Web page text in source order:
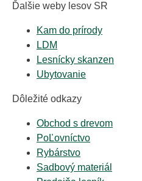
Ďalšie weby lesov SR
Kam do prírody
LDM
Lesnícky skanzen
Ubytovanie
Dôležité odkazy
Obchod s drevom
PoĽovníctvo
Rybárstvo
Sadbový materiál